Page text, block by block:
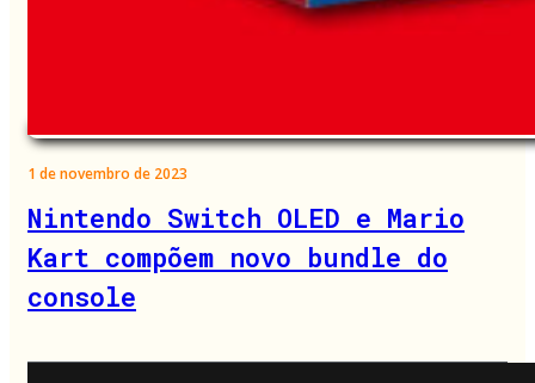
1 de novembro de 2023
Nintendo Switch OLED e Mario
Kart compõem novo bundle do
console